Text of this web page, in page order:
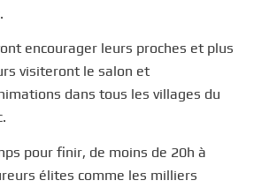
encourager leurs proches et plus
visiteront le salon et
dans tous les villages du
pour finir, de moins de 20h à
élites comme les milliers